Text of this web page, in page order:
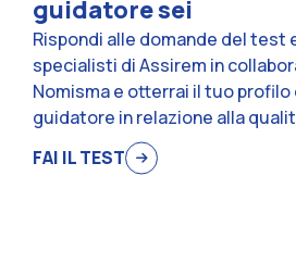
guidatore sei
Rispondi alle domande del test
specialisti di Assirem in
Nomisma e otterrai il tuo profilo
guidatore in relazione alla
FAI IL TEST